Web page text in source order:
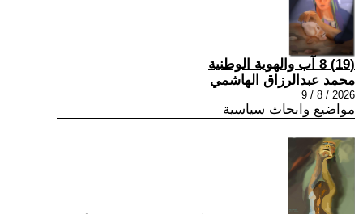
(19) 8 آب والهوية الوطنية
محمد عبدالرزاق الهاشمي
2026 / 8 / 9
مواضيع وابحاث سياسية